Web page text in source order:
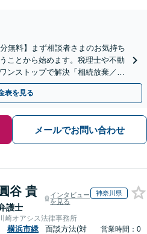
無料】まず相談者さまのお気持ち
ことから始めます。税理士や不動
ンストップで解決「相続放棄／遺
込み・寄与分など」
表を見る
メールでお問い合わせ
圓谷 貴
護士
インタビュー
を見る
神奈川県
崎オアシス法律事務所
横浜市緑
面談方法(対
営業時間：0